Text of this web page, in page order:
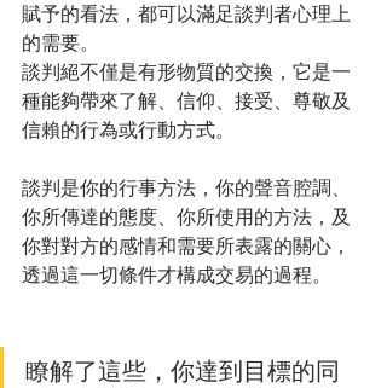
賦予的看法，都可以滿足談判者心理上
的需要。
談判絕不僅是有形物質的交換，它是一
種能夠帶來了解、信仰、接受、尊敬及
信賴的行為或行動方式。
談判是你的行事方法，你的聲音腔調、
你所傳達的態度、你所使用的方法，及
你對對方的感情和需要所表露的關心，
透過這一切條件才構成交易的過程。
瞭解了這些，你達到目標的同